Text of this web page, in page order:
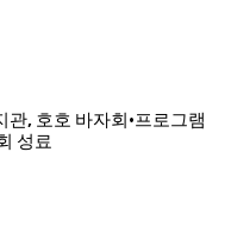
관, 호호 바자회·프로그램
성료